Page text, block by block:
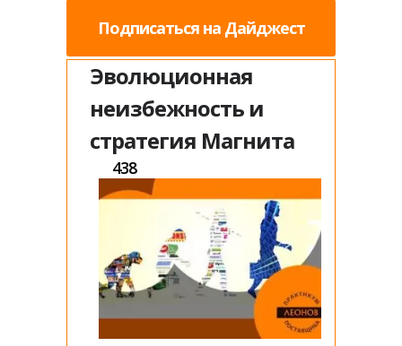
Подписаться на Дайджест
Эволюционная
неизбежность и
стратегия Магнита
438